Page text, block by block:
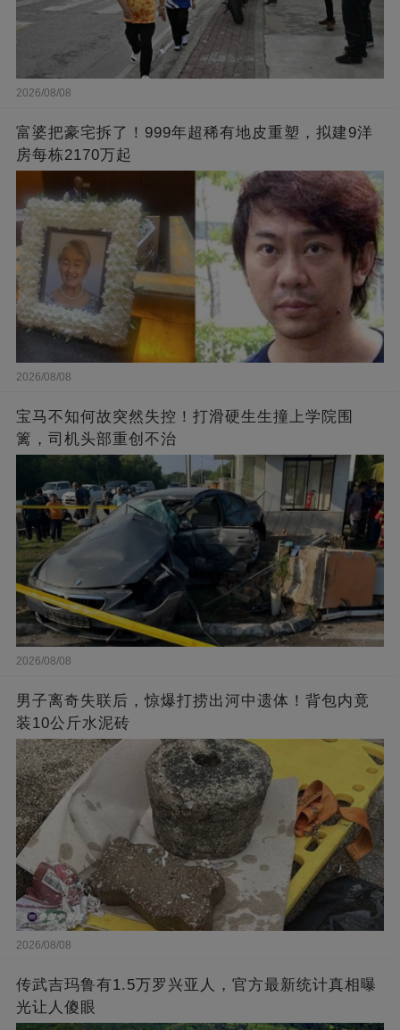
2026/08/08
富婆把豪宅拆了！999年超稀有地皮重塑，拟建9洋
房每栋2170万起
2026/08/08
宝马不知何故突然失控！打滑硬生生撞上学院围
篱，司机头部重创不治
2026/08/08
男子离奇失联后，惊爆打捞出河中遗体！背包内竟
装10公斤水泥砖
2026/08/08
传武吉玛鲁有1.5万罗兴亚人，官方最新统计真相曝
光让人傻眼